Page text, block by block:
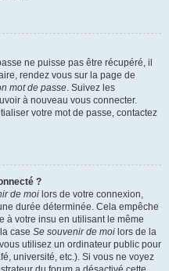
ne puisse pas être récupéré, il
rendez vous sur la page de
mot de passe. Suivez les
à nouveau vous connecter.
votre mot de passe, contactez
?
de moi lors de votre connexion,
durée déterminée. Cela empêche
à votre insu en utilisant le même
case Se souvenir de moi lors de la
utilisez un ordinateur public pour
université, etc.). Si vous ne voyez